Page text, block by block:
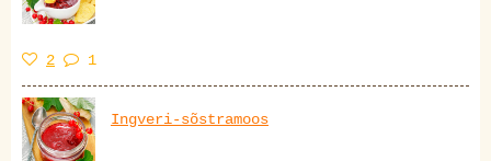
2 1
Ingveri-sõstramoos